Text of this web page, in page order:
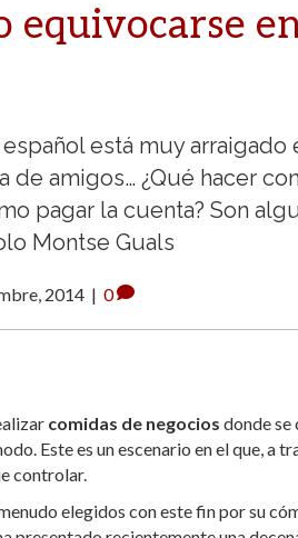
equivocarse
está muy arraigado
de amigos… ¿Qué hacer
pagar la cuenta? Son
Montse Guals
2014 | 0
comidas de negocios donde se
Este es un escenario en el que, a
controlar.
elegidos con este fin por su